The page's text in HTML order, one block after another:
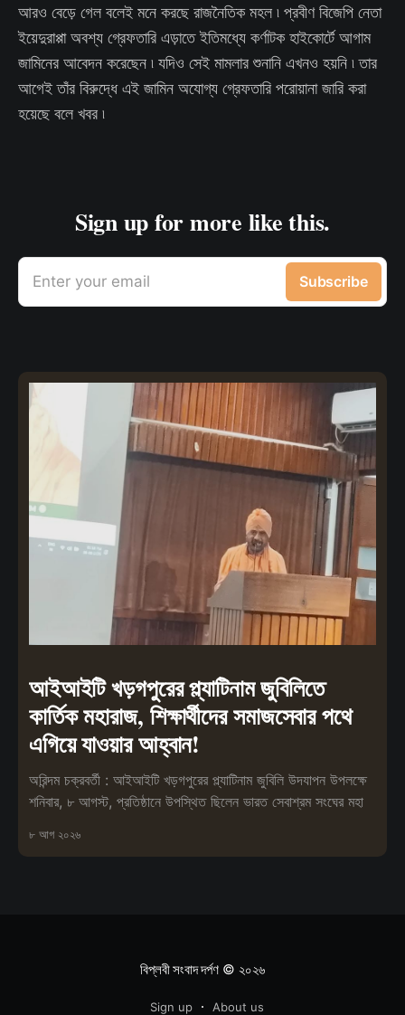
আরও বেড়ে গেল বলেই মনে করছে রাজনৈতিক মহল ৷ প্রবীণ বিজেপি নেতা
ইয়েদুরাপ্পা অবশ্য গ্রেফতারি এড়াতে ইতিমধ্যে কর্ণাটক হাইকোর্টে আগাম
জামিনের আবেদন করেছেন ৷ যদিও সেই মামলার শুনানি এখনও হয়নি ৷ তার
আগেই তাঁর বিরুদ্ধে এই জামিন অযোগ্য গ্রেফতারি পরোয়ানা জারি করা
হয়েছে বলে খবর ৷
Sign up for more like this.
Enter your email Subscribe
আইআইটি খড়গপুরের প্ল্যাটিনাম জুবিলিতে
কার্তিক মহারাজ, শিক্ষার্থীদের সমাজসেবার পথে
এগিয়ে যাওয়ার আহ্বান!
অরিন্দম চক্রবর্তী : আইআইটি খড়গপুরের প্ল্যাটিনাম জুবিলি উদযাপন উপলক্ষে
শনিবার, ৮ আগস্ট, প্রতিষ্ঠানে উপস্থিত ছিলেন ভারত সেবাশ্রম সংঘের মহা
৮ আগ ২০২৬
বিপ্লবী সংবাদ দর্পণ© ২০২৬
Sign up About us